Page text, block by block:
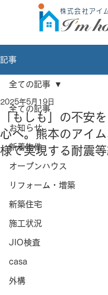
株式会社アイ
記事
全ての記事
お知らせ
新着物件
オープンハウス
リフォーム・増築
新築住宅
施工状況
JIO検査
casa
外構
全ての記事
「もしも」の不安
心へ。熊本のアイ
様で実現する耐震
2025年5月19日